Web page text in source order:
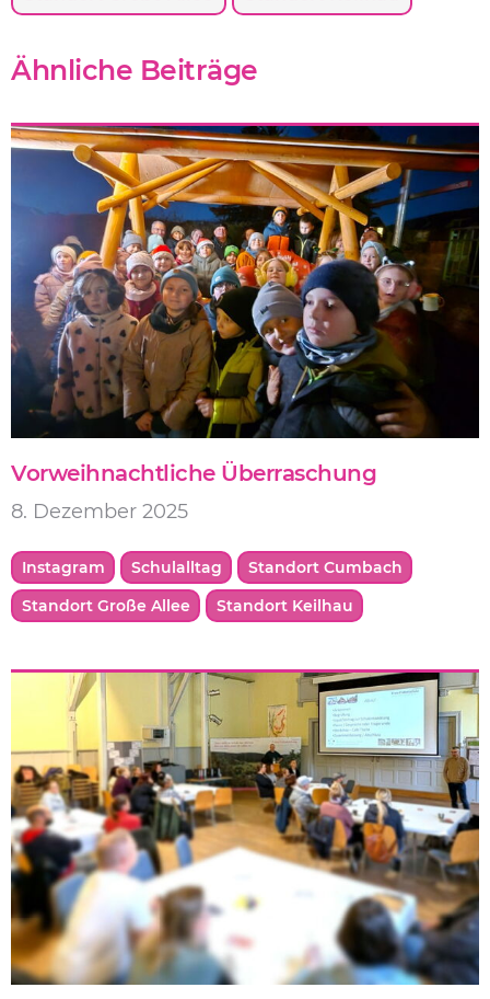
Ähnliche Beiträge
Vorweihnachtliche Überraschung
8. Dezember 2025
Instagram Schulalltag
Standort Cumbach
Standort Große Allee
Standort Keilhau